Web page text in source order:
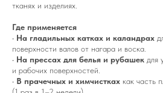
тканях и изделиях.
Где применяется
• На гладильных катках и каландрах
поверхности валов от нагара и воска.
• На прессах для белья и рубашек для
и рабочих поверхностей.
• В прачечных и химчистках как часть